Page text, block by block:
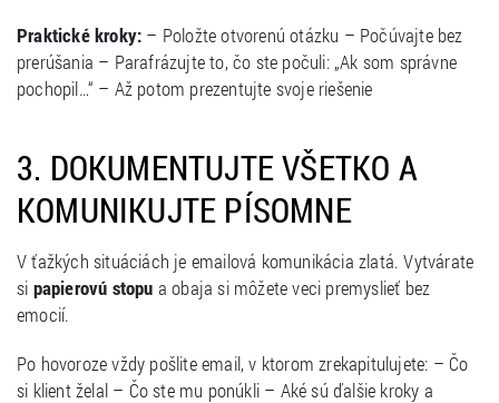
Praktické kroky: – Položte otvorenú otázku – Počúvajte bez
prerúšania – Parafrázujte to, čo ste počuli: „Ak som správne
pochopil…“ – Až potom prezentujte svoje riešenie
3. DOKUMENTUJTE VŠETKO A
KOMUNIKUJTE PÍSOMNE
V ťažkých situáciách je emailová komunikácia zlatá. Vytvárate
si papierovú stopu a obaja si môžete veci premyslieť bez
emocií.
Po hovoroze vždy pošlite email, v ktorom zrekapitulujete: – Čo
si klient želal – Čo ste mu ponúkli – Aké sú ďalšie kroky a